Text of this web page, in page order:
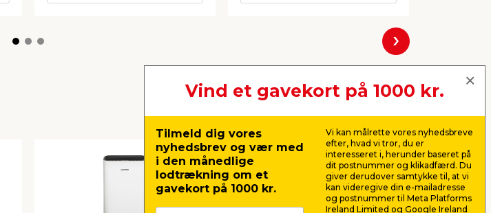
Næste
Vind et gavekort på 1000 kr.
Tilmeld dig vores
nyhedsbrev og vær med
i den månedlige
lodtrækning om et
gavekort på 1000 kr.
Vi kan målrette vores nyhedsbreve
efter, hvad vi tror, du er
interesseret i, herunder baseret på
dit postnummer og klikadfærd. Du
giver derudover samtykke til, at vi
kan videregive din e-mailadresse
og postnummer til Meta Platforms
Ireland Limited og Google Ireland